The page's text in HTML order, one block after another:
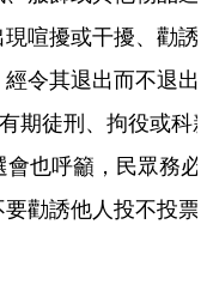
喧擾或干擾、勸誘
令其退出而不退出
期徒刑、拘役或科
也呼籲，民眾務必
勸誘他人投不投票